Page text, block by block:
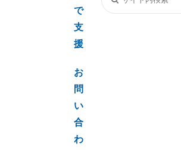
で
支
援
お
問
い
合
わ